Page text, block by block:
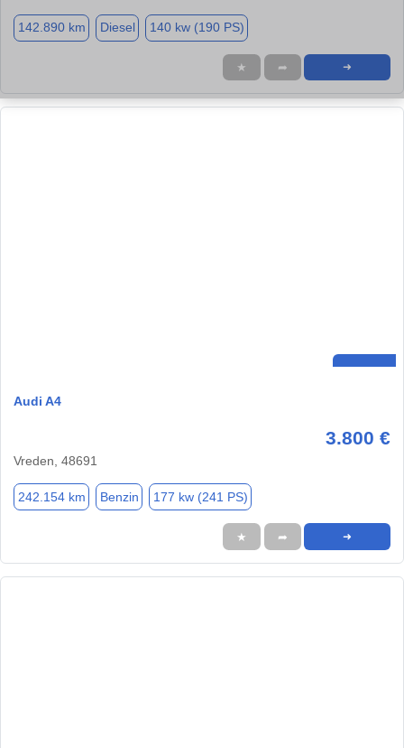
142.890 km Diesel 140 kw (190 PS)
★ ➦ ➜
Audi A4
3.800 €
Vreden, 48691
242.154 km Benzin 177 kw (241 PS)
★ ➦ ➜